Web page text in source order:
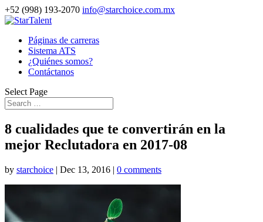
+52 (998) 193-2070 info@starchoice.com.mx
Páginas de carreras
Sistema ATS
¿Quiénes somos?
Contáctanos
Select Page
8 cualidades que te convertirán en la
mejor Reclutadora en 2017-08
by starchoice | Dec 13, 2016 | 0 comments